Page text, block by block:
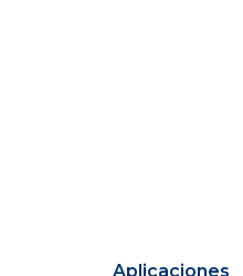
Aplicaciones